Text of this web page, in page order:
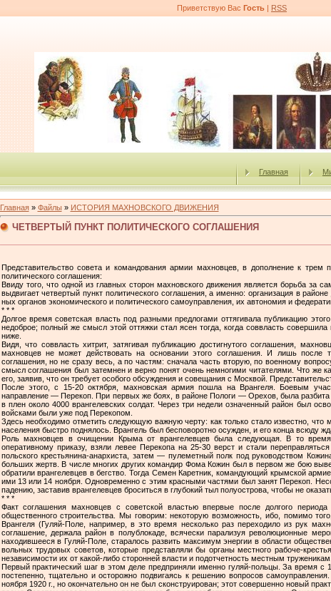
Приветствую Вас Гость | RSS
Главная
Главная» Файлы» ИСТОРИЯ МАХНОВСКОГО ДВИЖЕНИЯ
ЧЕТВЕРТЫЙ ПУНКТ ПОЛИТИЧЕСКОГО СОГЛАШЕНИЯ
Представительство совета и командования армии махновцев, в дополнение к
политического соглашения:
Ввиду того, что одной из главных сторон махновского движения является борьба за
выдвигает четвертый пункт поли­тического соглашения, а именно: организация в
ных органов экономического и политического самоуправления, их автономия и
* * *
Долгое время советская власть под разными предлогами оття­гивала публикацию
недоброе; полный же смысл этой оттяжки стал ясен тогда, когда соввласть
ниже.
Видя, что соввласть хитрит, затягивая публикацию достигнутого соглашения,
махновцев не может действовать на основании этого соглашения. И лишь после
соглашения, но не сразу весь, а по частям: сначала часть вторую, по военному
смысл соглашения был затемнен и верно понят очень немногими читателями. Что же
его, заявив, что он требует особого обсуждения и совещания с Москвой.
После этого, с 15-20 октября, махновская армия пошла на Врангеля. Боевым
направление — Перекоп. При первых же боях, в районе Пологи — Орехов, была
в плен около 4000 врангелевских солдат. Через три недели означенный район был
войсками были уже под Перекопом.
Здесь необходимо отметить следующую важную черту: как только стало известно,
населения быстро подня­лось. Врангель был бесповоротно осужден, и его конца всюду
Роль махновцев в очищении Крыма от врангелевцев была сле­дующая. В то
оперативному приказу, взяли левее Пе­рекопа на 25-30 верст и стали
польского крестьянина-анархиста, затем — пулеметный полк под руководст­вом
больших жертв. В числе многих других ко­мандир Фома Кожин был в первом же бою
обратили врангелевцев в бегство. Тогда Семен Каретник, коман­дующий крымской
ими 13 или 14 ноября. Од­новременно с этим красными частями был занят Перекоп.
падению, заставив врангелевцев броситься в глубокий тыл полуострова, чтобы не
* * *
Факт соглашения махновцев с советской властью впервые после долгого
общественного строительства. Мы говорим: некоторую возможность, ибо, помимо
Врангеля (Гуляй-Поле, например, в это время несколько раз переходило из рук
соглашение, держала район в полублокаде, всячески парализуя революционные
находившееся в Гуляй-Поле, старалось развить максимум энергии в области
вольных трудовых советов, которые представ­ляли бы органы местного рабоче-
независимости их от какой-либо сторонней власти и подотчетность местным тру­женикам.
Первый практический шаг в этом деле предприняли именно гуляй-польцы. За время
постепенно, тщательно и осторожно подвигаясь к решению вопросов
ноября 1920 г., но окончательно он не был сконструирован; этот совершенно новый